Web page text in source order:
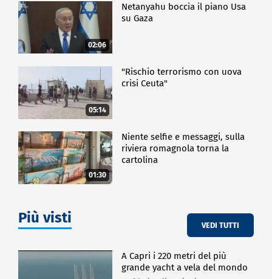
02:06
Netanyahu boccia il piano Usa
su Gaza
05:14
"Rischio terrorismo con uova
crisi Ceuta"
01:30
Niente selfie e messaggi, sulla
riviera romagnola torna la
cartolina
Più visti VEDI TUTTI
A Capri i 220 metri del più
grande yacht a vela del mondo